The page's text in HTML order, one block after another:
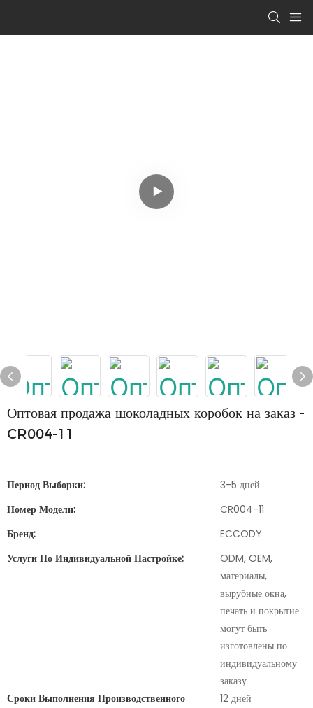
Оптовая продажа шоколадных коробок на заказ -
CR004-11
Период Выборки:
3-5 дней
Номер Модели:
CR004-11
Бренд:
ECCODY
Услуги По Индивидуальной Настройке:
ODM, OEM,
материалы,
вырубные окна,
печать и покрытие
могут быть
изготовлены по
индивидуальному
заказу
Сроки Выполнения Производственного
12 дней